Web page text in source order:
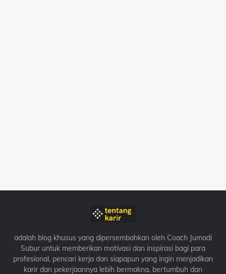
adalah blog khusus yang dipersembahkan oleh Coach Jumadi
Subur untuk memberikan motivasi dan inspirasi bagi para
profesional, pencari kerja dan siapapun yang ingin menjadikan
karir dan pekerjaannya lebih bermakna, bertumbuh dan